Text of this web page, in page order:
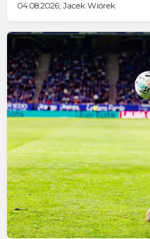
04.08.2026; Jacek Wiórek